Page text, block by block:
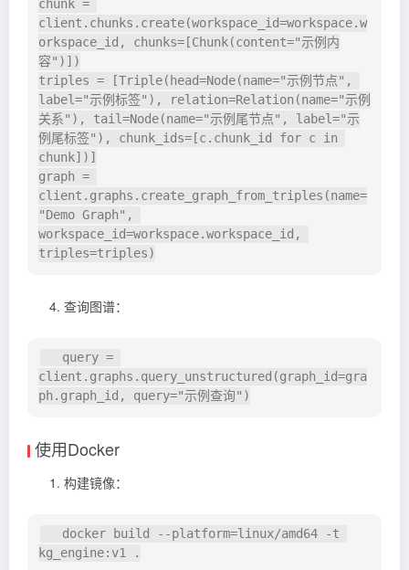
chunk =
client.chunks.create(workspace_id=workspace.w
orkspace_id, chunks=[Chunk(content="示例内
容")])
triples = [Triple(head=Node(name="示例节点",
label="示例标签"), relation=Relation(name="示例
关系"), tail=Node(name="示例尾节点", label="示
例尾标签"), chunk_ids=[c.chunk_id for c in
chunk])]
graph =
client.graphs.create_graph_from_triples(name=
"Demo Graph",
workspace_id=workspace.workspace_id,
查询图谱：
client.graphs.query_unstructured(graph_id=gra
使用Docker
构建镜像：